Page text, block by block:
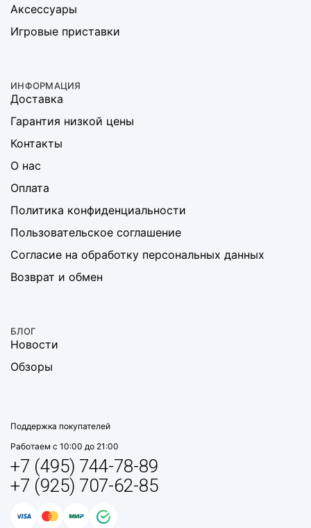
Аксессуары
Игровые приставки
ИНФОРМАЦИЯ
Доставка
Гарантия низкой цены
Контакты
О нас
Оплата
Политика конфиденциальности
Пользовательское соглашение
Согласие на обработку персональных данных
Возврат и обмен
БЛОГ
Новости
Обзоры
Поддержка покупателей
Работаем с 10:00 до 21:00
+7 (495) 744-78-89
+7 (925) 707-62-85